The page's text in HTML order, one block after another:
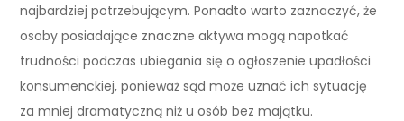
najbardziej potrzebującym. Ponadto warto zaznaczyć, że
osoby posiadające znaczne aktywa mogą napotkać
trudności podczas ubiegania się o ogłoszenie upadłości
konsumenckiej, ponieważ sąd może uznać ich sytuację
za mniej dramatyczną niż u osób bez majątku.